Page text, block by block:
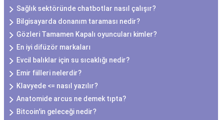
Sağlık sektöründe chatbotlar nasıl çalışır?
Bilgisayarda donanım taraması nedir?
Gözleri Tamamen Kapalı oyuncuları kimler?
En iyi difüzör markaları
Evcil balıklar için su sıcaklığı nedir?
Emir fiilleri nelerdir?
Klavyede <= nasıl yazılır?
Anatomide arcus ne demek tıpta?
Bitcoin'in geleceği nedir?